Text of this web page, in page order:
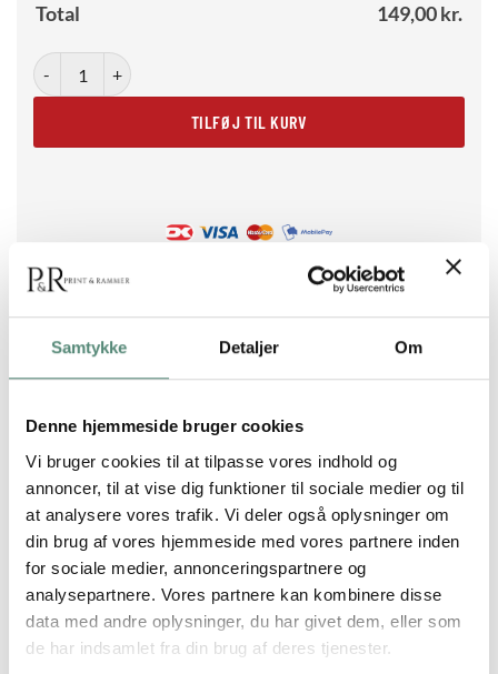
Samtykke Detaljer Om
Denne hjemmeside bruger cookies
Vi bruger cookies til at tilpasse vores indhold og
annoncer, til at vise dig funktioner til sociale medier og til
at analysere vores trafik. Vi deler også oplysninger om
din brug af vores hjemmeside med vores partnere inden
for sociale medier, annonceringspartnere og
analysepartnere. Vores partnere kan kombinere disse
data med andre oplysninger, du har givet dem, eller som
de har indsamlet fra din brug af deres tjenester.
Total 149,00kr.
Mask antal
TILFØJ TIL KURV
Mask af Arty Guava er et blidt og stilrent motiv, hvor en
kvinde skjuler sit ansigt bag en blomst i rosa toner. De
jordnære beige og brune nuancer skaber ro, mens de
organiske linjer giver illustrationens form et elegant flow.
Arty Guava er kendt for sine varme farvepaletter og feminine
udtryk, hvilket gør motivet perfekt til soveværelse, stue eller
kontor. Et harmonisk og poetisk billede med moderne varme.